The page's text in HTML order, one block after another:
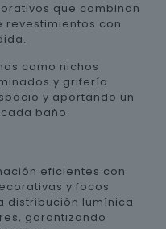
que combinan
revestimientos con
como nichos
y grifería
y aportando un
baño.
eficientes con
y focos
distribución lumínica
garantizando